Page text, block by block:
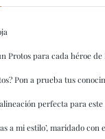
Protos para cada héroe de
Pon a prueba tus
perfecta para
a mi estilo’, maridado con